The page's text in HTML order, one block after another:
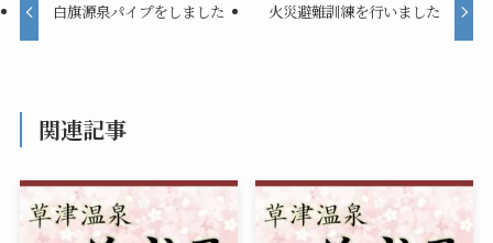
白旗源泉パイプをしました 火災避難訓練を行いました
関連記事